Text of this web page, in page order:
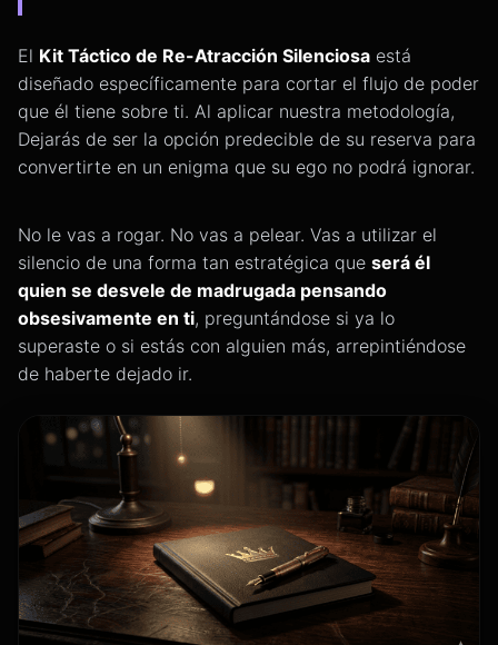
El Kit Táctico de Re-Atracción Silenciosa está
diseñado específicamente para cortar el flujo de poder
que él tiene sobre ti. Al aplicar nuestra metodología,
Dejarás de ser la opción predecible de su reserva para
convertirte en un enigma que su ego no podrá ignorar.
No le vas a rogar. No vas a pelear. Vas a utilizar el
silencio de una forma tan estratégica que será él
quien se desvele de madrugada pensando
obsesivamente en ti, preguntándose si ya lo
superaste o si estás con alguien más, arrepintiéndose
de haberte dejado ir.